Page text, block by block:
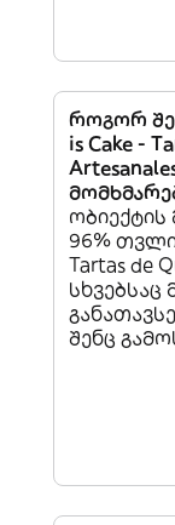
როგორ
is Cake -
96%
Tartas de
სხვებსაც
შენც